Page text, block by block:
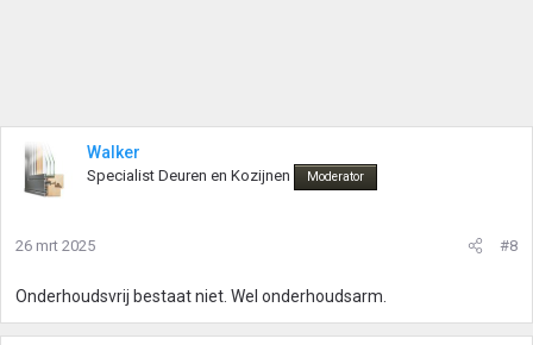
Walker
Specialist Deuren en Kozijnen Moderator
26 mrt 2025 #8
Onderhoudsvrij bestaat niet. Wel onderhoudsarm.